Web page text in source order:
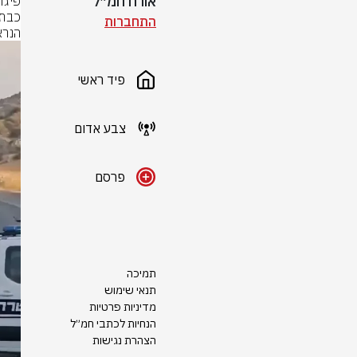
התחברות
פיד ראשי
צבע אדום
פרסם
תמיכה
תנאי שימוש
מדיניות פרטיות
הנחיות לכתבי חמ״ל
הצהרת נגישות